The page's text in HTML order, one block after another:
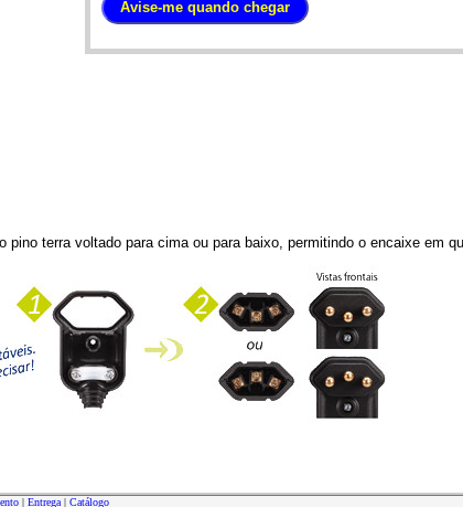
terra voltado para cima ou para baixo, permitindo o encaixe em
| Entrega | Catálogo